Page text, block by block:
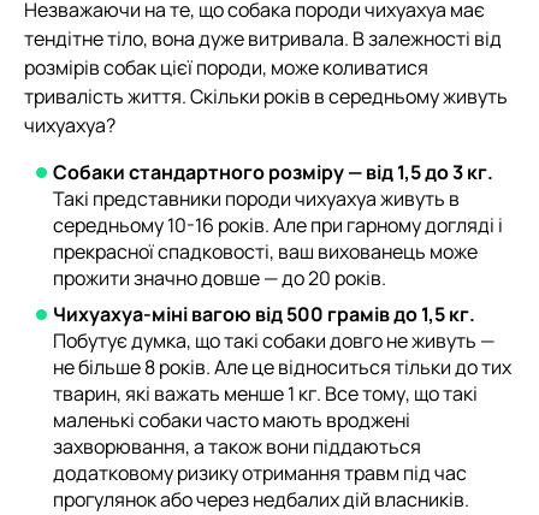
Незважаючи на те, що собака породи чихуахуа має
тендітне тіло, вона дуже витривала. В залежності від
розмірів собак цієї породи, може коливатися
тривалість життя. Скільки років в середньому живуть
чихуахуа?
Собаки стандартного розміру — від 1,5 до 3 кг.
Такі представники породи чихуахуа живуть в
середньому 10-16 років. Але при гарному догляді і
прекрасної спадковості, ваш вихованець може
прожити значно довше — до 20 років.
Чихуахуа-міні вагою від 500 грамів до 1,5 кг.
Побутує думка, що такі собаки довго не живуть —
не більше 8 років. Але це відноситься тільки до тих
тварин, які важать менше 1 кг. Все тому, що такі
маленькі собаки часто мають вроджені
захворювання, а також вони піддаються
додатковому ризику отримання травм під час
прогулянок або через недбалих дій власників.